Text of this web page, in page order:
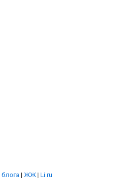
блога | ЖЖ | Li.ru